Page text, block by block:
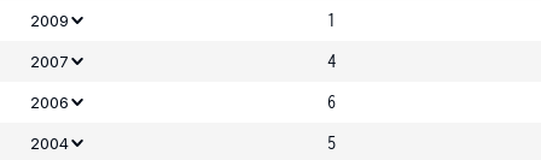
2009 1
2007 4
2006 6
2004 5